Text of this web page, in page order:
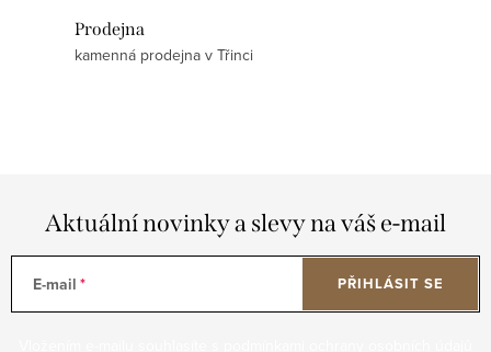
Prodejna
kamenná prodejna v Třinci
Aktuální novinky a slevy na váš e-mail
E-mail PŘIHLÁSIT SE